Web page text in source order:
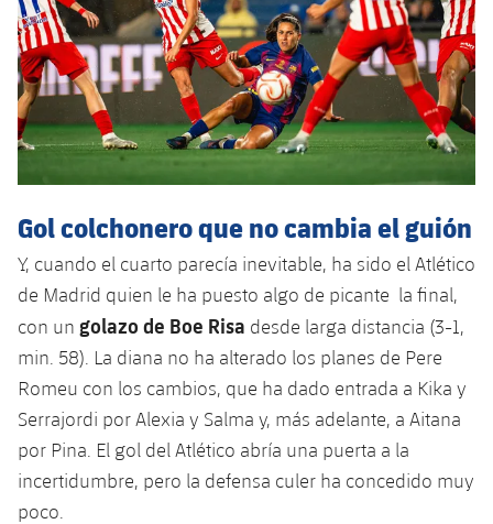
Gol colchonero que no cambia el guión
Y, cuando el cuarto parecía inevitable, ha sido el Atlético
de Madrid quien le ha puesto algo de picante la final,
con un golazo de Boe Risa desde larga distancia (3-1,
min. 58). La diana no ha alterado los planes de Pere
Romeu con los cambios, que ha dado entrada a Kika y
Serrajordi por Alexia y Salma y, más adelante, a Aitana
por Pina. El gol del Atlético abría una puerta a la
incertidumbre, pero la defensa culer ha concedido muy
poco.